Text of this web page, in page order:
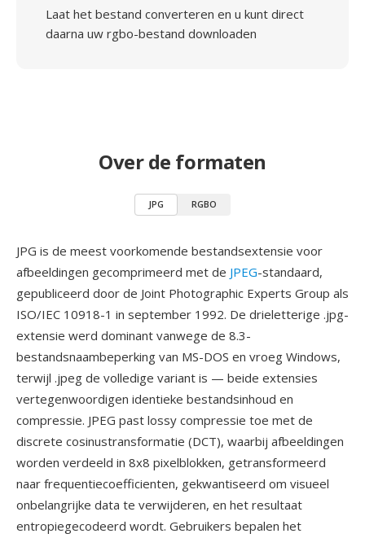
Laat het bestand converteren en u kunt direct
daarna uw rgbo-bestand downloaden
Over de formaten
JPG RGBO
JPG is de meest voorkomende bestandsextensie voor
afbeeldingen gecomprimeerd met de JPEG-standaard,
gepubliceerd door de Joint Photographic Experts Group als
ISO/IEC 10918-1 in september 1992. De drieletterige .jpg-
extensie werd dominant vanwege de 8.3-
bestandsnaambeperking van MS-DOS en vroeg Windows,
terwijl .jpeg de volledige variant is — beide extensies
vertegenwoordigen identieke bestandsinhoud en
compressie. JPEG past lossy compressie toe met de
discrete cosinustransformatie (DCT), waarbij afbeeldingen
worden verdeeld in 8x8 pixelblokken, getransformeerd
naar frequentiecoefficienten, gekwantiseerd om visueel
onbelangrijke data te verwijderen, en het resultaat
entropiegecodeerd wordt. Gebruikers bepalen het